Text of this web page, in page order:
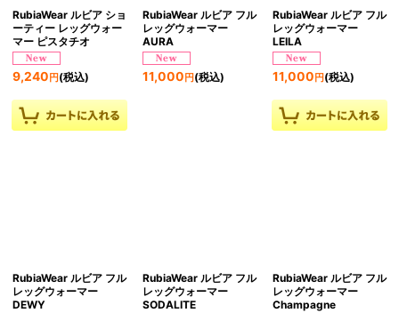
RubiaWear ルビア ショ
ーティー レッグウォー
マー ピスタチオ
9,240 円 (税込)
RubiaWear ルビア フル
レッグウォーマー
AURA
11,000 円(税込)
RubiaWear ルビア フル
レッグウォーマー
LEILA
11,000 円(税込)
RubiaWear ルビア フル
レッグウォーマー
DEWY
RubiaWear ルビア フル
レッグウォーマー
SODALITE
RubiaWear ルビア フル
レッグウォーマー
Champagne